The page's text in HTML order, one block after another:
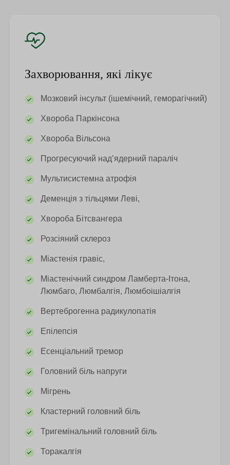
Захворювання, які лікує
Мозковий інсульт (ішемічний, геморагічний)
Хвороба Паркінсона
Хвороба Вільсона
Прогресуючий над’ядерний параліч
Мультисистемна атрофія
Деменція з тільцями Леві,
Хвороба Бітсвангера
Розсіяний склероз
Міастенія гравіс,
Міастенічний синдром Ламберта-Ітона,
Люмбаго, Люмбалгія, Люмбоішіалгія
Вертеброгенна радикулопатія
Епілепсія
Есенціальний тремор
Головний біль напруги
Мігрень
Кластерний головний біль
Тригемінальний головний біль
Торакалгія